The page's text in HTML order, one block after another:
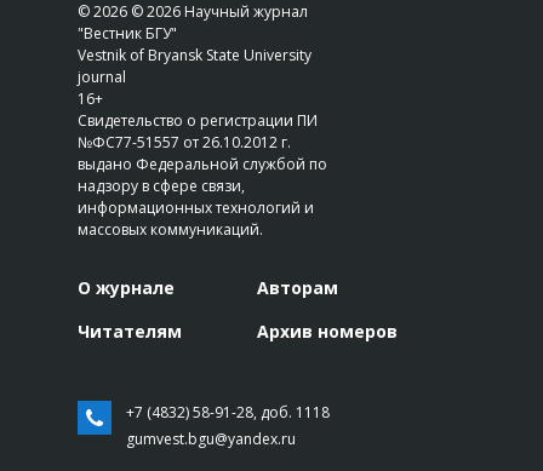
© 2026 © 2026 Научный журнал
"Вестник БГУ"
Vestnik of Bryansk State University
journal
16+
Свидетельство о регистрации ПИ
№ФС77-51557 от 26.10.2012 г.
выдано Федеральной службой по
надзору в сфере связи,
информационных технологий и
массовых коммуникаций.
О журнале
Авторам
Читателям
Архив номеров
+7 (4832) 58-91-28, доб. 1118
gumvest.bgu@yandex.ru